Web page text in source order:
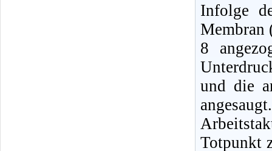
Infolge
Membran
8
und die
Totpunkt